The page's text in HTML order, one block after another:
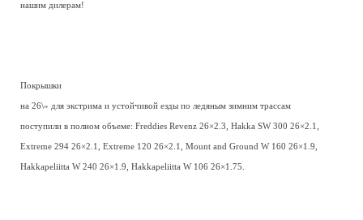
нашим дилерам!
Покрышки
на 26\» для экстрима и устойчивой езды по ледяным зимним трассам
поступили в полном объеме: Freddies Revenz 26×2.3, Hakka SW 300 26×2.1,
Extreme 294 26×2.1, Extreme 120 26×2.1, Mount and Ground W 160 26×1.9,
Hakkapeliitta W 240 26×1.9, Hakkapeliitta W 106 26×1.75.